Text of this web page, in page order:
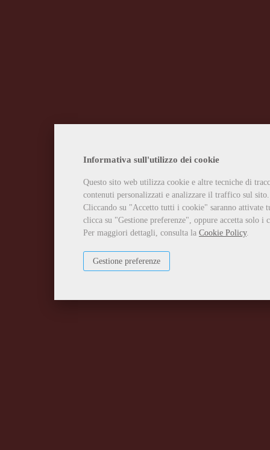
Informativa sull'utilizzo dei cookie
Questo sito web utilizza cookie e altre tecniche di
contenuti personalizzati e analizzare il traffico sul sito.
Cliccando su "Accetto tutti i cookie" saranno attivate
clicca su "Gestione preferenze", oppure accetta solo
Per maggiori dettagli, consulta la Cookie Policy.
Gestione preferenze